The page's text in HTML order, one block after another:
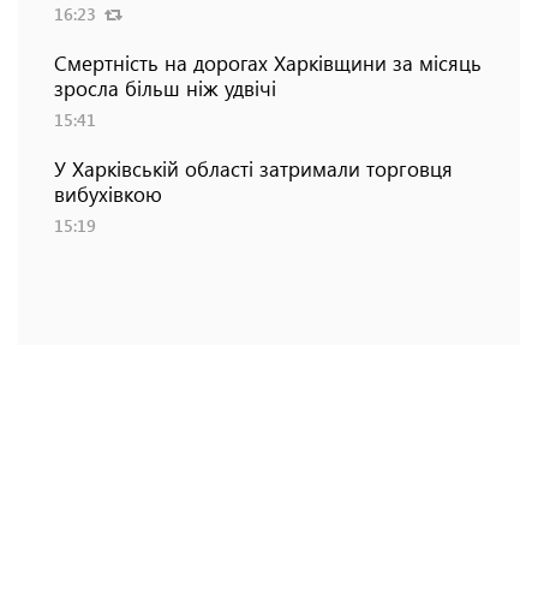
16:23
Смертність на дорогах Харківщини за місяць
зросла більш ніж удвічі
15:41
У Харківській області затримали торговця
вибухівкою
15:19